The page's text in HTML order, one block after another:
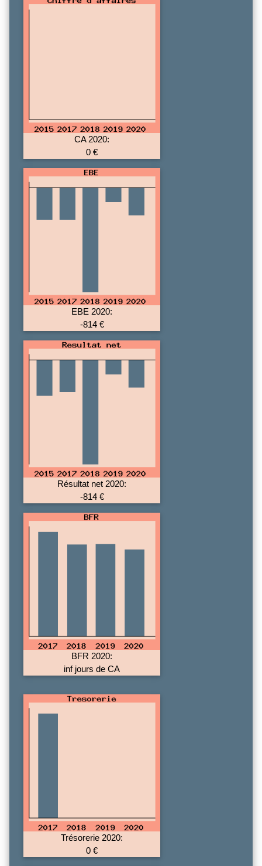
CA 2020:
0 €
EBE 2020:
-814 €
Résultat net 2020:
-814 €
BFR 2020:
inf jours de CA
Trésorerie 2020:
0 €